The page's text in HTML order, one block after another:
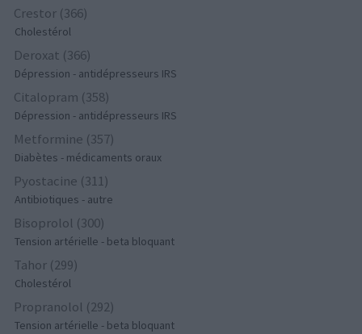
Crestor (366)
Cholestérol
Deroxat (366)
Dépression - antidépresseurs IRS
Citalopram (358)
Dépression - antidépresseurs IRS
Metformine (357)
Diabètes - médicaments oraux
Pyostacine (311)
Antibiotiques - autre
Bisoprolol (300)
Tension artérielle - beta bloquant
Tahor (299)
Cholestérol
Propranolol (292)
Tension artérielle - beta bloquant